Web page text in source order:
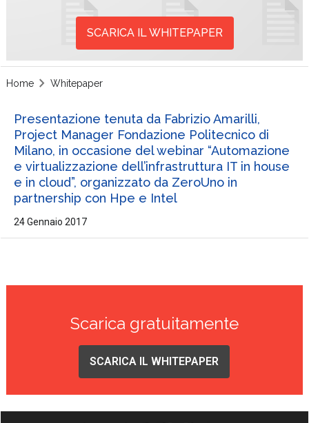
SCARICA IL WHITEPAPER
Home Whitepaper
Presentazione tenuta da Fabrizio Amarilli,
Project Manager Fondazione Politecnico di
Milano, in occasione del webinar “Automazione
e virtualizzazione dell’infrastruttura IT in house
e in cloud”, organizzato da ZeroUno in
partnership con Hpe e Intel
24 Gennaio 2017
Scarica gratuitamente
SCARICA IL WHITEPAPER